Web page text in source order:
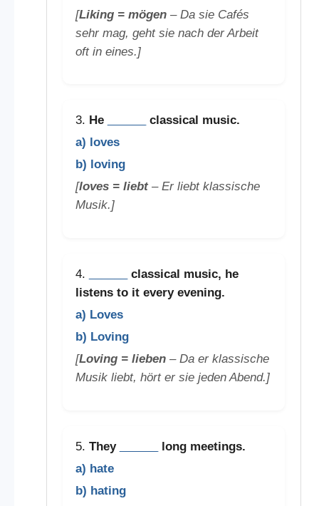
[Liking = mögen– Da sie Cafés
sehr mag, geht sie nach der Arbeit
oft in eines.]
3. He
classical music.
a) loves
b) loving
[loves = liebt– Er liebt klassische
Musik.]
4.
classical music, he
listens to it every evening.
a) Loves
b) Loving
[Loving = lieben– Da er klassische
Musik liebt, hört er sie jeden Abend.]
5. They
long meetings.
a) hate
b) hating